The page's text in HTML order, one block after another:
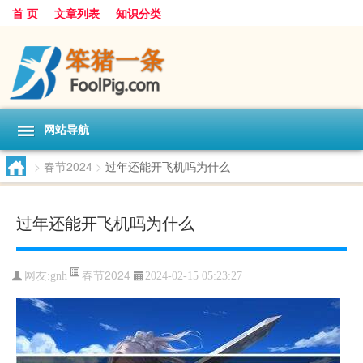
首 页 文章列表 知识分类
网站导航
> 春节2024 > 过年还能开飞机吗为什么
过年还能开飞机吗为什么
网友:gnh 春节2024 2024-02-15 05:23:27